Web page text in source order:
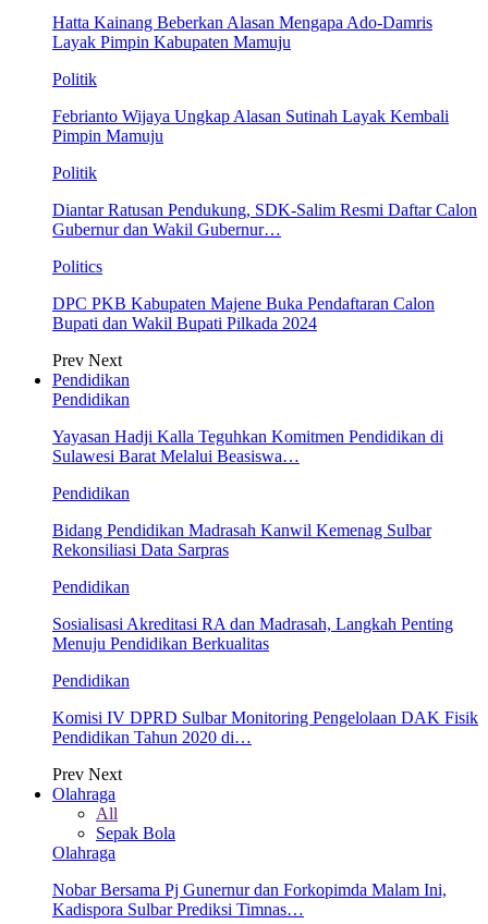
Hatta Kainang Beberkan Alasan Mengapa Ado-Damris
Layak Pimpin Kabupaten Mamuju
Politik
Febrianto Wijaya Ungkap Alasan Sutinah Layak Kembali
Pimpin Mamuju
Politik
Diantar Ratusan Pendukung, SDK-Salim Resmi Daftar Calon
Gubernur dan Wakil Gubernur…
Politics
DPC PKB Kabupaten Majene Buka Pendaftaran Calon
Bupati dan Wakil Bupati Pilkada 2024
Prev Next
Pendidikan
Pendidikan
Yayasan Hadji Kalla Teguhkan Komitmen Pendidikan di
Sulawesi Barat Melalui Beasiswa…
Pendidikan
Bidang Pendidikan Madrasah Kanwil Kemenag Sulbar
Rekonsiliasi Data Sarpras
Pendidikan
Sosialisasi Akreditasi RA dan Madrasah, Langkah Penting
Menuju Pendidikan Berkualitas
Pendidikan
Komisi IV DPRD Sulbar Monitoring Pengelolaan DAK Fisik
Pendidikan Tahun 2020 di…
Prev Next
Olahraga
All
Sepak Bola
Olahraga
Nobar Bersama Pj Gunernur dan Forkopimda Malam Ini,
Kadispora Sulbar Prediksi Timnas…